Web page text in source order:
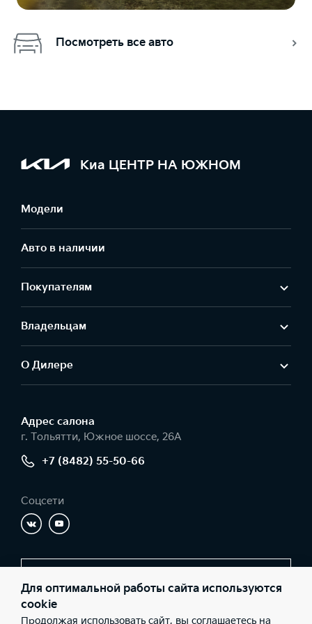
Посмотреть все авто
Киа ЦЕНТР НА ЮЖНОМ
Модели
Авто в наличии
Покупателям
Владельцам
О Дилере
Адрес салонa
г. Тольятти, Южное шоссе, 26А
+7 (8482) 55-50-66
Соцсети
Для оптимальной работы сайта используются
cookie
Продолжая использовать сайт, вы соглашаетесь на